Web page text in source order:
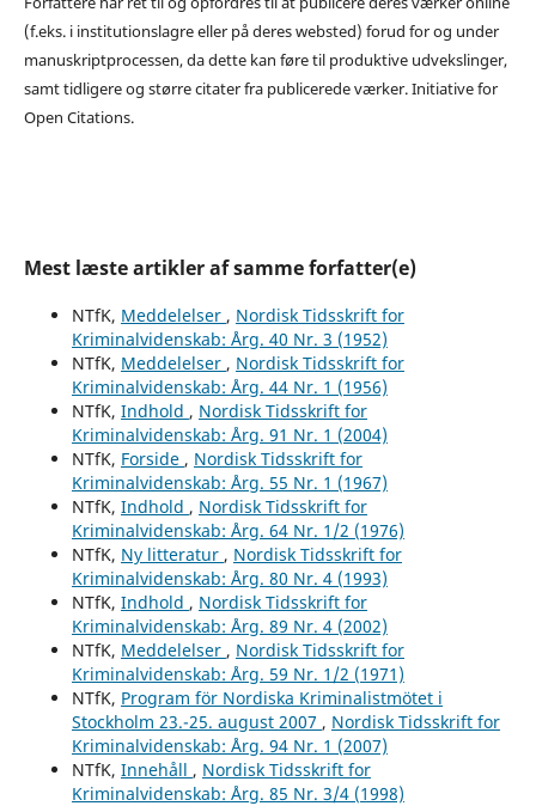
(f.eks. i institutionslagre eller på deres websted) forud for og under
manuskriptprocessen, da dette kan føre til produktive udvekslinger,
samt tidligere og større citater fra publicerede værker. Initiative for
Open Citations.
Mest læste artikler af samme forfatter(e)
NTfK, Meddelelser , Nordisk Tidsskrift for
Kriminalvidenskab: Årg. 40 Nr. 3 (1952)
NTfK, Meddelelser , Nordisk Tidsskrift for
Kriminalvidenskab: Årg. 44 Nr. 1 (1956)
NTfK, Indhold , Nordisk Tidsskrift for
Kriminalvidenskab: Årg. 91 Nr. 1 (2004)
NTfK, Forside , Nordisk Tidsskrift for
Kriminalvidenskab: Årg. 55 Nr. 1 (1967)
NTfK, Indhold , Nordisk Tidsskrift for
Kriminalvidenskab: Årg. 64 Nr. 1/2 (1976)
NTfK, Ny litteratur , Nordisk Tidsskrift for
Kriminalvidenskab: Årg. 80 Nr. 4 (1993)
NTfK, Indhold , Nordisk Tidsskrift for
Kriminalvidenskab: Årg. 89 Nr. 4 (2002)
NTfK, Meddelelser , Nordisk Tidsskrift for
Kriminalvidenskab: Årg. 59 Nr. 1/2 (1971)
NTfK, Program för Nordiska Kriminalistmötet i
Stockholm 23.-25. august 2007 , Nordisk Tidsskrift for
Kriminalvidenskab: Årg. 94 Nr. 1 (2007)
NTfK, Innehåll , Nordisk Tidsskrift for
Kriminalvidenskab: Årg. 85 Nr. 3/4 (1998)